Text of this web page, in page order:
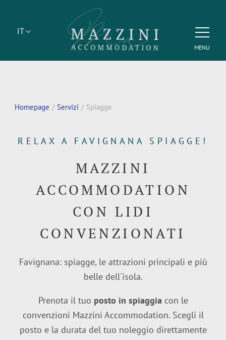
MENU
IT
Homepage Servizi Spiagge
RELAX A FAVIGNANA SPIAGGE!
MAZZINI
ACCOMMODATION
CON LIDI
CONVENZIONATI
Favignana: spiagge, le attrazioni principali e più
belle dell'isola.
Prenota il tuo posto in spiaggia con le
convenzioni Mazzini Accommodation. Scegli il
posto e la durata del tuo noleggio direttamente